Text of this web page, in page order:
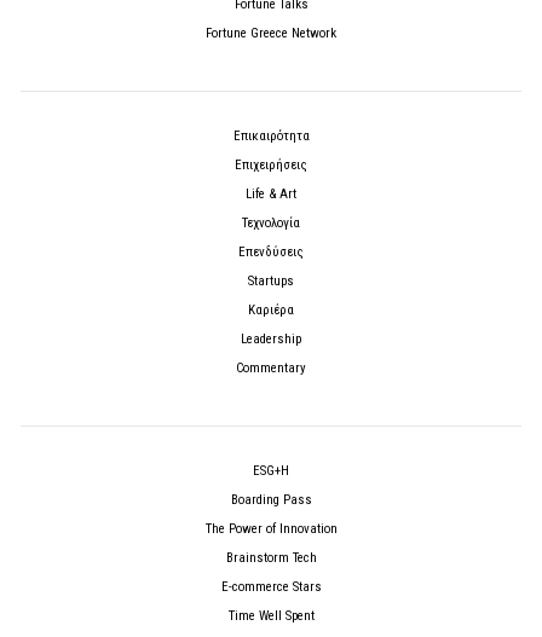
Fortune Talks
Fortune Greece Network
Επικαιρότητα
Επιχειρήσεις
Life & Art
Τεχνολογία
Επενδύσεις
Startups
Καριέρα
Leadership
Commentary
ESG+H
Boarding Pass
The Power of Innovation
Brainstorm Tech
E-commerce Stars
Time Well Spent